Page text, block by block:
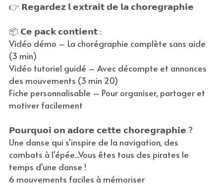
👉 𝗥𝗲𝗴𝗮𝗿𝗱𝗲𝘇 𝗹 𝗲𝘅𝘁𝗿𝗮𝗶𝘁 𝗱𝗲 𝗹𝗮 𝗰𝗵𝗼𝗿𝗲𝗴𝗿𝗮𝗽𝗵𝗶𝗲
📦 𝗖𝗲 𝗽𝗮𝗰𝗸 𝗰𝗼𝗻𝘁𝗶𝗲𝗻𝘁 :
Vidéo démo – La chorégraphie complète sans aide
(3 min)
Vidéo tutoriel guidé – Avec décompte et annonces
des mouvements (3 min 20)
Fiche personnalisable – Pour organiser, partager et
motiver facilement
𝗣𝗼𝘂𝗿𝗾𝘂𝗼𝗶 𝗼𝗻 𝗮𝗱𝗼𝗿𝗲 𝗰𝗲𝘁𝘁𝗲 𝗰𝗵𝗼𝗿𝗲𝗴𝗿𝗮𝗽𝗵𝗶𝗲 ?
Une danse qui s'inspire de la navigation, des
combats à l'épée...Vous êtes tous des pirates le
temps d'une danse !
6 mouvements faciles à mémoriser